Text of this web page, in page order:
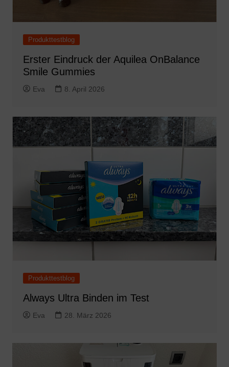
Produkttestblog
Erster Eindruck der Aquilea OnBalance
Smile Gummies
Eva 8. April 2026
Produkttestblog
Always Ultra Binden im Test
Eva 28. März 2026